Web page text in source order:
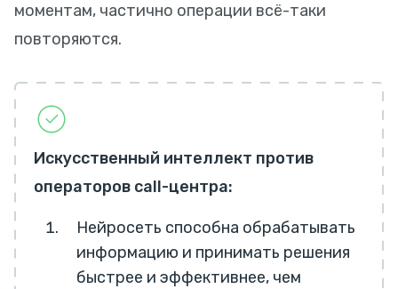
моментам, частично операции всё-таки
повторяются.
Искусственный интеллект против
операторов call-центра:
Нейросеть способна обрабатывать
информацию и принимать решения
быстрее и эффективнее, чем